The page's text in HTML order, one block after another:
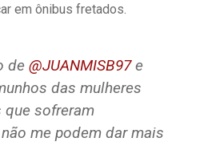
em ônibus fretados.
de @JUANMISB97e
das mulheres
sofreram
me podem dar mais